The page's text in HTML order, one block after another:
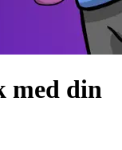
med din